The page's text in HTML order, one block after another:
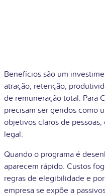
Benefícios são um
atração, retenção,
de remuneração total. Para
precisam ser geridos como
objetivos claros de
legal.
Quando o programa é
aparecem rápido. Custos
regras de elegibilidade e
empresa se expõe a